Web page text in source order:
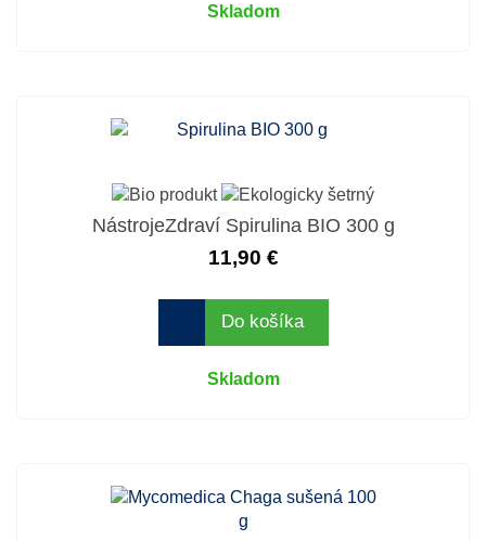
Skladom
NástrojeZdraví Spirulina BIO 300 g
11,90 €
Do košíka
Skladom